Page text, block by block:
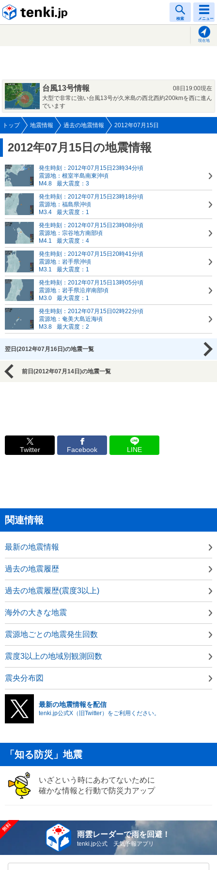
検索 メニュー
現在地
台風13号情報
08日19:00現在
大型で非常に強い台風13号が久米島の西北西約200kmを西に進ん
でいます
トップ 地震情報 過去の地震情報 2012年07月15日
2012年07月15日の地震情報
発生時刻：2012年07月15日23時34分頃
震源地：根室半島南東沖頃
M4.8
最大震度：3
発生時刻：2012年07月15日23時18分頃
震源地：福島県沖頃
M3.4
最大震度：1
発生時刻：2012年07月15日23時08分頃
震源地：宗谷地方南部頃
M4.1
最大震度：4
発生時刻：2012年07月15日20時41分頃
震源地：岩手県沖頃
M3.1
最大震度：1
発生時刻：2012年07月15日13時05分頃
震源地：岩手県沿岸南部頃
M3.0
最大震度：1
発生時刻：2012年07月15日02時22分頃
震源地：奄美大島近海頃
M3.8
最大震度：2
翌日(2012年07月16日)の地震一覧
前日(2012年07月14日)の地震一覧
Twitter Facebook LINE
関連情報
最新の地震情報
過去の地震履歴
過去の地震履歴(震度3以上)
海外の大きな地震
震源地ごとの地震発生回数
震度3以上の地域別観測回数
震央分布図
最新の地震情報を配信
tenki.jp公式X（旧Twitter）をご利用ください。
「知る防災」地震
いざという時にあわてないために
確かな情報と行動で防災力アップ
雨雲レーダーで雨を回避！
tenki.jp公式 天気予報アプリ